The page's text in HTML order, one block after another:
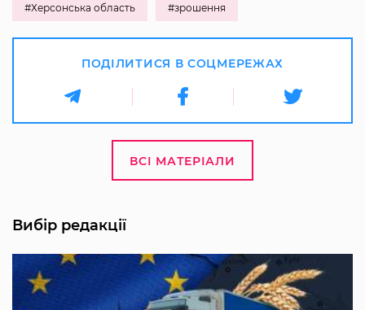
#Херсонська область #зрошення
ПОДІЛИТИСЯ В СОЦМЕРЕЖАХ
ВСІ МАТЕРІАЛИ
Вибір редакції